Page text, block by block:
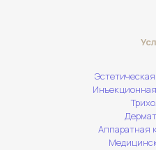
Аппаратная